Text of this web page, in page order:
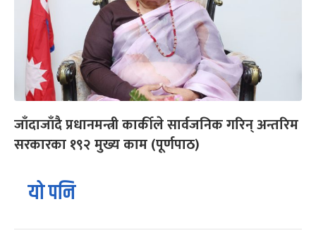
जाँदाजाँदै प्रधानमन्त्री कार्कीले सार्वजनिक गरिन् अन्तरिम
सरकारका १९२ मुख्य काम (पूर्णपाठ)
यो पनि